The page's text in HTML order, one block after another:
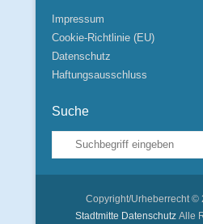
Impressum
Cookie-Richtlinie (EU)
Datenschutz
Haftungsausschluss
Suche
Suche
Copyright/Urheberrecht ©
Stadtmitte Datenschutz Alle